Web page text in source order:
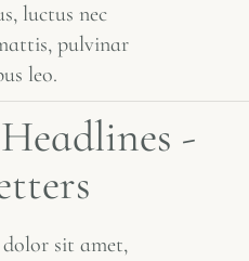
luctus nec
pulvinar
leo.
Headlines -
tters
sit amet,